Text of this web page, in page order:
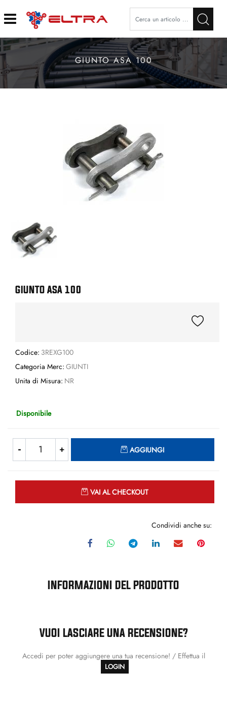
Open
GIUNTO ASA 100
GIUNTO ASA 100
Codice: 3REXG100
Categoria Merc: GIUNTI
Unita di Misura: NR
Disponibile
AGGIUNGI
VAI AL CHECKOUT
Condividi anche su:
INFORMAZIONI DEL PRODOTTO
VUOI LASCIARE UNA RECENSIONE?
Accedi per poter aggiungere una tua recensione! / Effettua il
LOGIN